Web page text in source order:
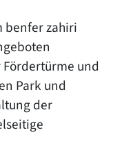
benfer zahiri
und
Park und
der